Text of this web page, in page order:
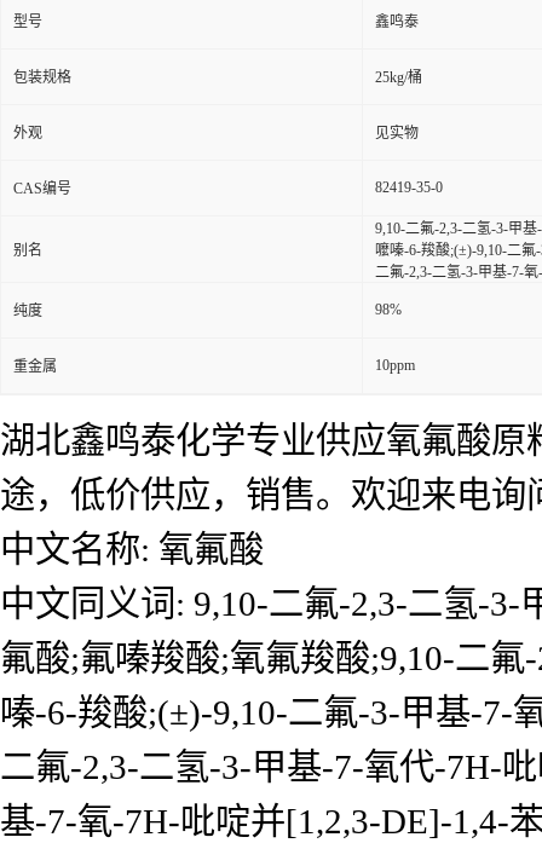
型号 鑫鸣泰
包装规格 25kg/桶
外观 见实物
CAS编号 82419-35-0
别名
9,10-二氟-2,3-二氢-3-甲
嚒嗪-6-羧酸;(±)-9,10-二氟
二氟-2,3-二氢-3-甲基-7-
纯度 98%
重金属 10ppm
湖北鑫鸣泰化学专业供应氧氟酸
途，低价供应，销售。欢迎来电
中文名称: 氧氟酸
中文同义词: 9,10-二氟-2,3-二氢-
氟酸;氟嗪羧酸;氧氟羧酸;9,10-二
嗪-6-羧酸;(±)-9,10-二氟-3-甲基-7-
二氟-2,3-二氢-3-甲基-7-氧代-7H-
基-7-氧-7H-吡啶并[1,2,3-DE]-1,4-